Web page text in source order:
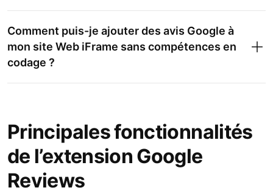
Comment puis-je ajouter des avis Google à
mon site Web iFrame sans compétences en
codage ?
Principales fonctionnalités
de l’extension Google
Reviews